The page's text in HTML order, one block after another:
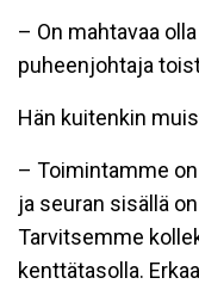
– On mahtavaa
puheenjohtaja
Hän kuitenkin
– Toimintamme
ja seuran sisällä
Tarvitsemme
kenttätasolla.